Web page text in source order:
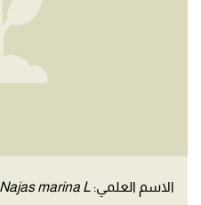
الاسم العلمي: Najas marina L.